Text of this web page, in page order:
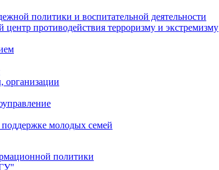
политики и воспитательной деятельности
противодействия терроризму и экстремизму
организации
молодых семей
политики